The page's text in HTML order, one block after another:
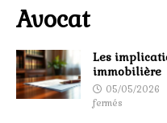
Avocat
Les
immobilière
05/05/2026
fermés